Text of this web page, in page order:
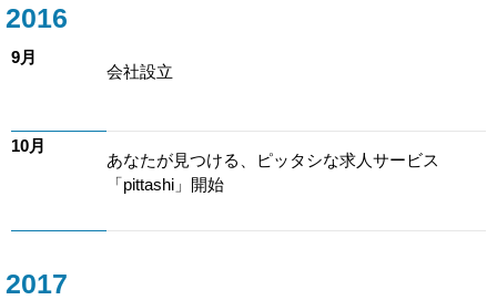
2016
9月
会社設立
10月
あなたが見つける、ピッタシな求人サービス
「pittashi」開始
2017